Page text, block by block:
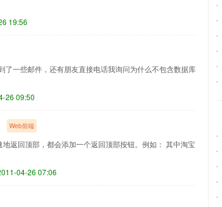
19:56
一些邮件，还有朋友直接电话我询问为什么不包含数据库
26 09:50
Web前端
返回顶部，都会添加一个返回顶部按钮。例如： 其中淘宝
04-26 07:06